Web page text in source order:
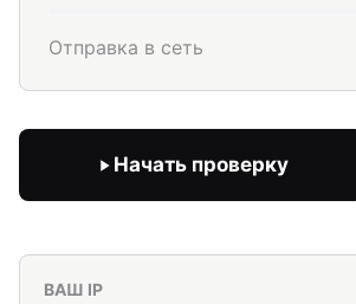
Отправка в сеть
Начать проверку
ВАШ IP